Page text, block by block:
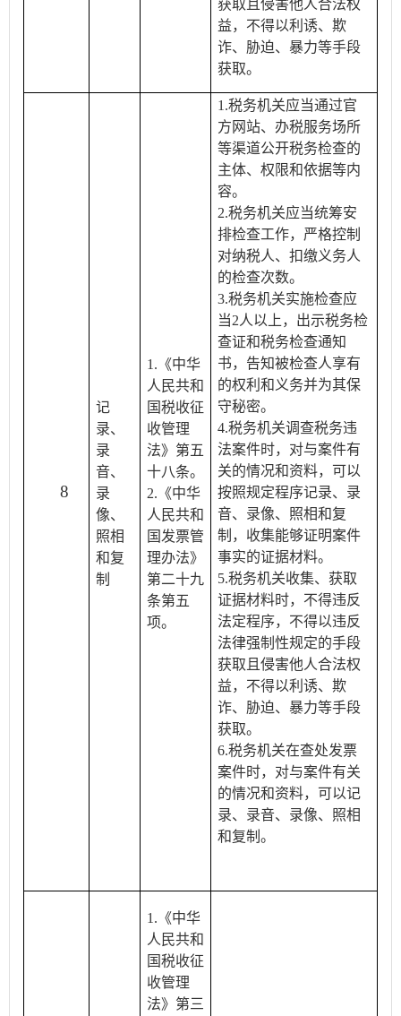
获取且侵害他人合法权
益，不得以利诱、欺
诈、胁迫、暴力等手段
获取。
8
记
录、
录
音、
录
像、
照相
和复
制
1.《中华
人民共和
国税收征
收管理
法》第五
十八条。
2.《中华
人民共和
国发票管
理办法》
第二十九
条第五
项。
1.税务机关应当通过官
方网站、办税服务场所
等渠道公开税务检查的
主体、权限和依据等内
容。
2.税务机关应当统筹安
排检查工作，严格控制
对纳税人、扣缴义务人
的检查次数。
3.税务机关实施检查应
当2人以上，出示税务检
查证和税务检查通知
书，告知被检查人享有
的权利和义务并为其保
守秘密。
4.税务机关调查税务违
法案件时，对与案件有
关的情况和资料，可以
按照规定程序记录、录
音、录像、照相和复
制，收集能够证明案件
事实的证据材料。
5.税务机关收集、获取
证据材料时，不得违反
法定程序，不得以违反
法律强制性规定的手段
获取且侵害他人合法权
益，不得以利诱、欺
诈、胁迫、暴力等手段
获取。
6.税务机关在查处发票
案件时，对与案件有关
的情况和资料，可以记
录、录音、录像、照相
和复制。
1.《中华
人民共和
国税收征
收管理
法》第三